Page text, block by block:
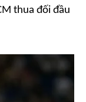
thua đối đầu